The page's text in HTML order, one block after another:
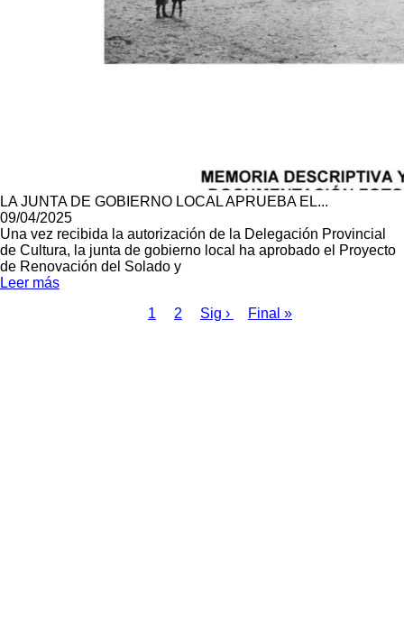
LA JUNTA DE GOBIERNO LOCAL APRUEBA EL...
09/04/2025
Una vez recibida la autorización de la Delegación Provincial
de Cultura, la junta de gobierno local ha aprobado el Proyecto
de Renovación del Solado y
Leer más
Página
1 Page
2
Siguiente
Sig ›
Última
Final »